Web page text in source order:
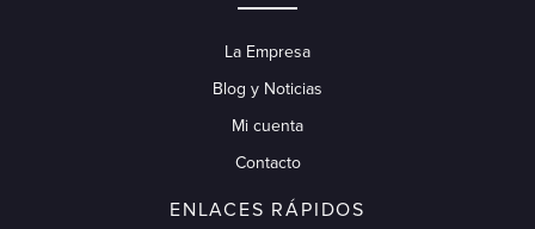
La Empresa
Blog y Noticias
Mi cuenta
Contacto
ENLACES RÁPIDOS